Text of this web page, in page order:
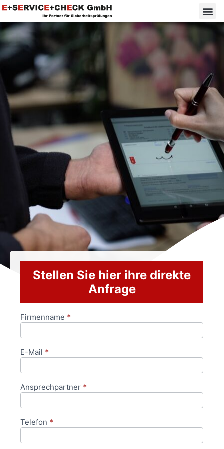
Stellen Sie hier ihre direkte
Anfrage
Anfrageformular
Firmenname *
E-Mail *
Ansprechpartner *
Telefon *